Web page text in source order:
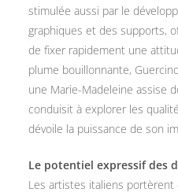
stimulée aussi par le
graphiques et des supports,
de fixer rapidement une
plume bouillonnante,
une Marie-Madeleine assise
conduisit à explorer les
dévoile la puissance de son
Le potentiel expressif des
Les artistes italiens portèrent